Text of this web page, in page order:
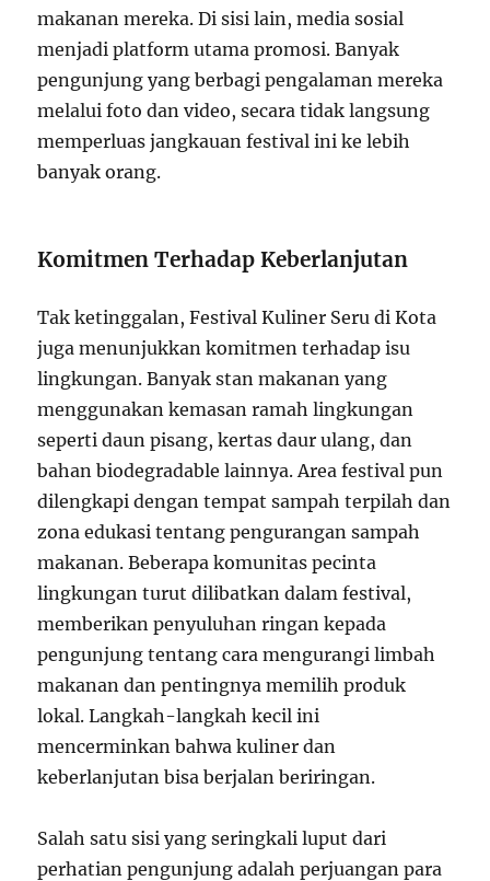
makanan mereka. Di sisi lain, media sosial
menjadi platform utama promosi. Banyak
pengunjung yang berbagi pengalaman mereka
melalui foto dan video, secara tidak langsung
memperluas jangkauan festival ini ke lebih
banyak orang.
Komitmen Terhadap Keberlanjutan
Tak ketinggalan, Festival Kuliner Seru di Kota
juga menunjukkan komitmen terhadap isu
lingkungan. Banyak stan makanan yang
menggunakan kemasan ramah lingkungan
seperti daun pisang, kertas daur ulang, dan
bahan biodegradable lainnya. Area festival pun
dilengkapi dengan tempat sampah terpilah dan
zona edukasi tentang pengurangan sampah
makanan. Beberapa komunitas pecinta
lingkungan turut dilibatkan dalam festival,
memberikan penyuluhan ringan kepada
pengunjung tentang cara mengurangi limbah
makanan dan pentingnya memilih produk
lokal. Langkah-langkah kecil ini
mencerminkan bahwa kuliner dan
keberlanjutan bisa berjalan beriringan.
Salah satu sisi yang seringkali luput dari
perhatian pengunjung adalah perjuangan para